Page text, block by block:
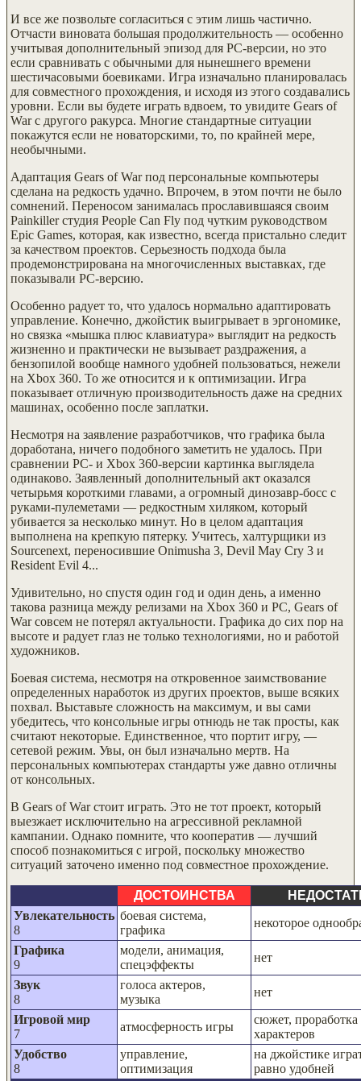
И все же позвольте согласиться с этим лишь частично.
Отчасти виновата большая продолжительность — особенно
учитывая дополнительный эпизод для PC-версии, но это
если сравнивать с обычными для нынешнего времени
шестичасовыми боевиками. Игра изначально планировалась
для совместного прохождения, и исходя из этого создавались
уровни. Если вы будете играть вдвоем, то увидите Gears of
War с другого ракурса. Многие стандартные ситуации
покажутся если не новаторскими, то, по крайней мере,
необычными.
Адаптация Gears of War под персональные компьютеры
сделана на редкость удачно. Впрочем, в этом почти не было
сомнений. Переносом занималась прославившаяся своим
Painkiller студия People Can Fly под чутким руководством
Epic Games, которая, как известно, всегда пристально следит
за качеством проектов. Серьезность подхода была
продемонстрирована на многочисленных выставках, где
показывали PC-версию.
Особенно радует то, что удалось нормально адаптировать
управление. Конечно, джойстик выигрывает в эргономике,
но связка «мышка плюс клавиатура» выглядит на редкость
жизненно и практически не вызывает раздражения, а
бензопилой вообще намного удобней пользоваться, нежели
на Xbox 360. То же относится и к оптимизации. Игра
показывает отличную производительность даже на средних
машинах, особенно после заплатки.
Несмотря на заявление разработчиков, что графика была
доработана, ничего подобного заметить не удалось. При
сравнении PC- и Xbox 360-версии картинка выглядела
одинаково. Заявленный дополнительный акт оказался
четырьмя короткими главами, а огромный динозавр-босс с
руками-пулеметами — редкостным хиляком, который
убивается за несколько минут. Но в целом адаптация
выполнена на крепкую пятерку. Учитесь, халтурщики из
Sourcenext, переносившие Onimusha 3, Devil May Cry 3 и
Resident Evil 4...
Удивительно, но спустя один год и один день, а именно
такова разница между релизами на Xbox 360 и PC, Gears of
War совсем не потерял актуальности. Графика до сих пор на
высоте и радует глаз не только технологиями, но и работой
художников.
Боевая система, несмотря на откровенное заимствование
определенных наработок из других проектов, выше всяких
похвал. Выставьте сложность на максимум, и вы сами
убедитесь, что консольные игры отнюдь не так просты, как
считают некоторые. Единственное, что портит игру, —
сетевой режим. Увы, он был изначально мертв. На
персональных компьютерах стандарты уже давно отличны
от консольных.
В Gears of War стоит играть. Это не тот проект, который
выезжает исключительно на агрессивной рекламной
кампании. Однако помните, что кооператив — лучший
способ познакомиться с игрой, поскольку множество
ситуаций заточено именно под совместное прохождение.
ДОСТОИНСТВА
Увлекательность
8
боевая система,
графика
некоторое
Графика
9
модели, анимация,
спецэффекты
нет
Звук
8
голоса актеров,
музыка
нет
Игровой мир
7
атмосферность игры
сюжет, проработка
характеров
Удобство
8
управление,
оптимизация
на джойстике
равно удобней